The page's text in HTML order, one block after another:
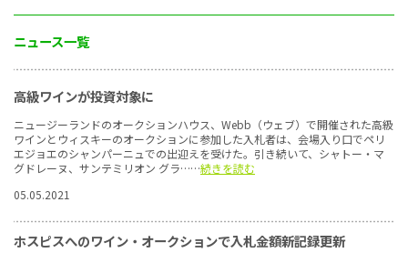
ニュース一覧
高級ワインが投資対象に
ニュージーランドのオークションハウス、Webb（ウェブ）で開催された高級
ワインとウィスキーのオークションに参加した入札者は、会場入り口でペリ
エジョエのシャンパーニュでの出迎えを受けた。引き続いて、シャトー・マ
グドレーヌ、サンテミリオン グラ……続きを読む
05.05.2021
ホスピスへのワイン・オークションで入札金額新記録更新